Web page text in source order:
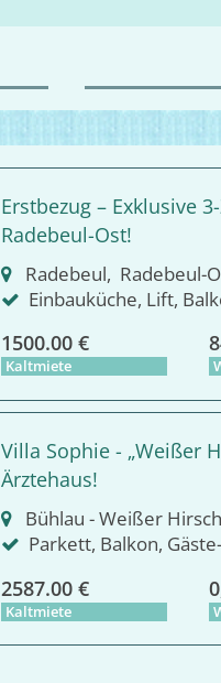
Erstbezug – Exklusive
Radebeul-Ost!
Radebeul, Radebeul-
Einbauküche, Lift,
1500.00 €
Kaltmiete
Villa Sophie - „Weißer
Ärztehaus!
Bühlau - Weißer
Parkett, Balkon,
2587.00 €
Kaltmiete